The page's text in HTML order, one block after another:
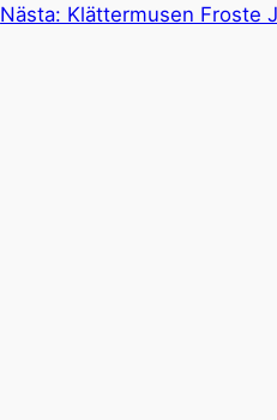
Nästa: Klättermusen Froste